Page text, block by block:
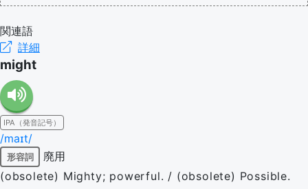
関連語
詳細
might
IPA（発音記号）
/maɪt/
形容詞
廃用
(obsolete) Mighty; powerful. / (obsolete) Possible.